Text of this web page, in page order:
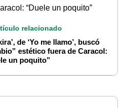
“Duele un poquito”
relacionado
de ‘Yo me llamo’, buscó
estético fuera de Caracol:
un poquito”